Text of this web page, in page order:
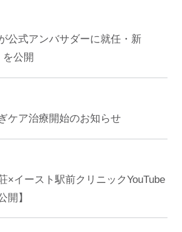
公式アンバサダーに就任・新
公開
ケア治療開始のお知らせ
×イースト駅前クリニックYouTube
開】